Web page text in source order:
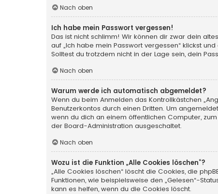
Nach oben
Ich habe mein Passwort vergessen!
Das ist nicht schlimm! Wir können dir zwar dein
auf „Ich habe mein Passwort vergessen“ klickst
Solltest du trotzdem nicht in der Lage sein, dein
Nach oben
Warum werde ich automatisch abgemeldet?
Wenn du beim Anmelden das Kontrollkästchen
Benutzerkontos durch einen Dritten. Um
wenn du dich an einem öffentlichen Computer,
der Board-Administration ausgeschaltet.
Nach oben
Wozu ist die Funktion „Alle Cookies löschen“?
„Alle Cookies löschen“ löscht die Cookies, die
Funktionen, wie beispielsweise den „Gelesen“-
kann es helfen, wenn du die Cookies löscht.